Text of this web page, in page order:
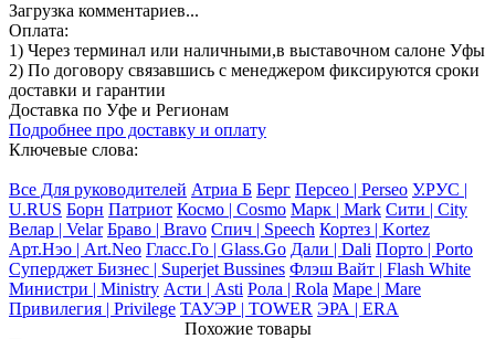
Загрузка комментариев...
Оплата:
1) Через терминал или наличными,в выставочном салоне Уфы
2) По договору связавшись с менеджером фиксируются сроки
доставки и гарантии
Доставка по Уфе и Регионам
Подробнее про доставку и оплату
Ключевые слова:
Все Для руководителей Атриа Б Берг Персео | Perseo У.РУС |
U.RUS Борн Патриот Космо | Cosmo Марк | Mark Сити | City
Велар | Velar Браво | Bravo Спич | Speech Кортез | Kortez
Арт.Нэо | Art.Neo Гласс.Го | Glass.Go Дали | Dali Порто | Porto
Суперджет Бизнес | Superjet Bussines Флэш Вайт | Flash White
Министри | Ministry Асти | Asti Рола | Rola Маре | Mare
Привилегия | Privilege ТАУЭР | TOWER ЭРА | ERA
Похожие товары